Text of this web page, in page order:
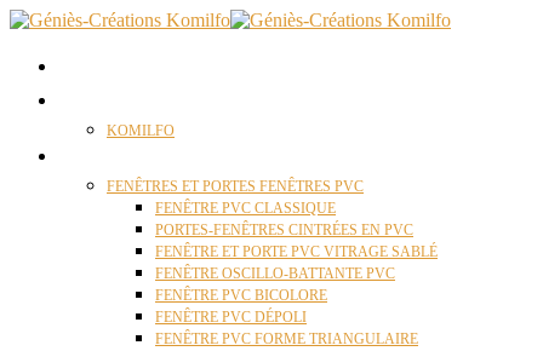
KOMILFO
FENÊTRES ET PORTES FENÊTRES PVC
FENÊTRE PVC CLASSIQUE
PORTES-FENÊTRES CINTRÉES EN PVC
FENÊTRE ET PORTE PVC VITRAGE SABLÉ
FENÊTRE OSCILLO-BATTANTE PVC
FENÊTRE PVC BICOLORE
FENÊTRE PVC DÉPOLI
FENÊTRE PVC FORME TRIANGULAIRE